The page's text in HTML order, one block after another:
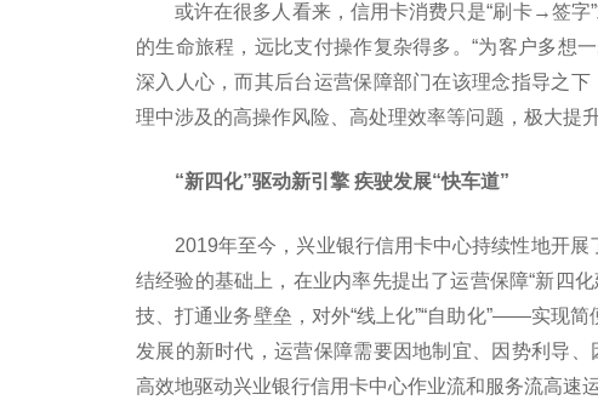
或许在很多人看来，信用卡消费只是“刷卡→签
的生命旅程，远比支付操作复杂得多。“为客户多想
深入人心，而其后台运营保障部门在该理念指导之
理中涉及的高操作风险、高处理效率等问题，极大提
“新四化”驱动新引擎 疾驶发展“快车道”
2019年至今，兴业银行信用卡中心持续性地开
结经验的基础上，在业内率先提出了运营保障“新四
技、打通业务壁垒，对外“线上化”“自助化”——实现
发展的新时代，运营保障需要因地制宜、因势利导、
高效地驱动兴业银行信用卡中心作业流和服务流高速运